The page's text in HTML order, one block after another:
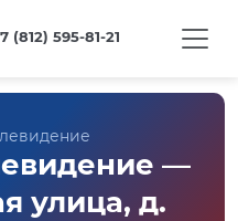
(812) 595-81-21
—
улица, д.